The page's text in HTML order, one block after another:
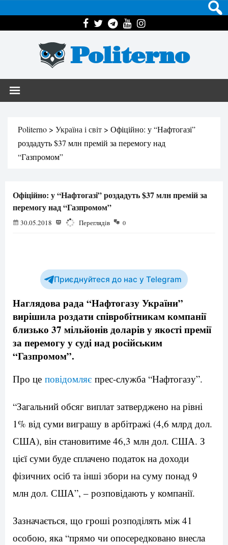
Politerno
Politerno > Україна і світ > Офіційно: у “Нафтогазі”
роздадуть $37 млн премій за перемогу над
“Газпромом”
Офіційно: у “Нафтогазі” роздадуть $37 млн премій за
перемогу над “Газпромом”
30.05.2018 2143 Переглядів 0
Приєднуйтеся до нас у Telegram
Наглядова рада “Нафтогазу України”
вирішила роздати співробітникам компанії
близько 37 мільйонів доларів у якості премії
за перемогу у суді над російським
“Газпромом”.
Про це повідомляє прес-служба “Нафтогазу”.
“Загальний обсяг виплат затверджено на рівні
1% від суми виграшу в арбітражі (4,6 млрд дол.
США), він становитиме 46,3 млн дол. США. З
цієї суми буде сплачено податок на доходи
фізичних осіб та інші збори на суму понад 9
млн дол. США”, – розповідають у компанії.
Зазначається, що гроші розподілять між 41
особою, яка “прямо чи опосередковано внесла